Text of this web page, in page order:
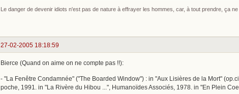
Le danger de devenir idiots n'est pas de nature à effrayer les hommes, car, à tout prendre, ça
27-02-2005 18:18:59
Bierce (Quand on aime on ne compte pas !!):
- "La Fenêtre Condamnée" ("The Boarded Window") : in "Aux Lisières de la Mort"
poche, 1991. in "La Rivère du Hibou ...", Humanoïdes Associés, 1978. in "En Plein